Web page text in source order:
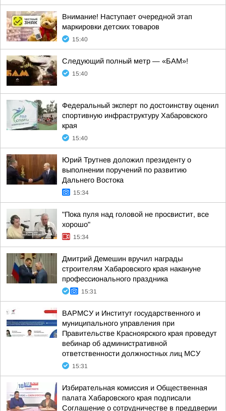
Внимание! Наступает очередной этап
маркировки детских товаров
15:40
Следующий полный метр — «БАМ»!
15:40
Федеральный эксперт по достоинству оценил
спортивную инфраструктуру Хабаровского
края
15:40
Юрий Трутнев доложил президенту о
выполнении поручений по развитию
Дальнего Востока
15:34
"Пока пуля над головой не просвистит, все
хорошо"
15:34
Дмитрий Демешин вручил награды
строителям Хабаровского края накануне
профессионального праздника
15:31
ВАРМСУ и Институт государственного и
муниципального управления при
Правительстве Красноярского края проведут
вебинар об административной
ответственности должностных лиц МСУ
15:31
Избирательная комиссия и Общественная
палата Хабаровского края подписали
Соглашение о сотрудничестве в преддверии